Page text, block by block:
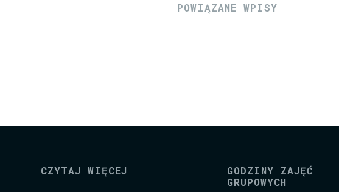
POWIĄZANE WPISY
CZYTAJ WIĘCEJ
GODZINY ZAJĘĆ
GRUPOWYCH